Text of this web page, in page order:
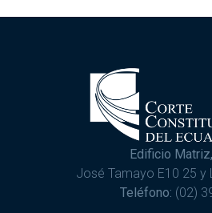
Edificio
José Tamayo E10 25 y
Teléfono: (02)